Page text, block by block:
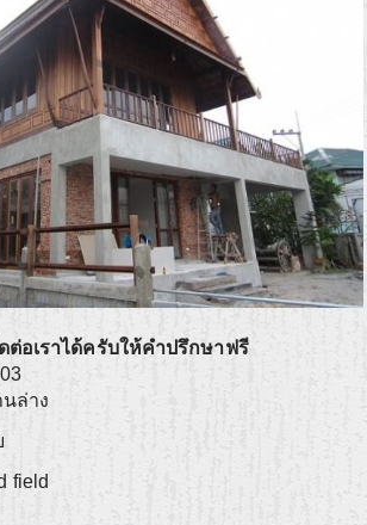
อเราได้ครับให้คำปรึกษาฟรี
ล่าง
field